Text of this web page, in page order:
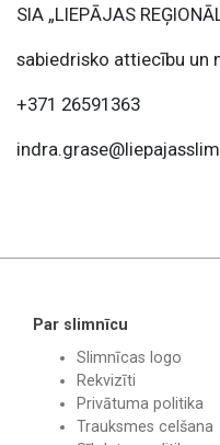
SIA „LIEPĀJAS
sabiedrisko attiecību un
+371 26591363
Par slimnīcu
Slimnīcas logo
Rekvizīti
Privātuma politika
Trauksmes celšana